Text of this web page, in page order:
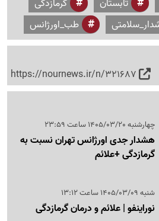
تابستان
گرمازدگی
طب_اورژانس
https://nournews.ir/n/321687
چهارشنبه 1405/03/20 ساعت 23:59
هشدار جدی اورژانس تهران نسبت به
گرمازدگی +علائم
شنبه 1405/03/09 ساعت 13:12
نوراینفو | علائم و درمان گرمازدگی